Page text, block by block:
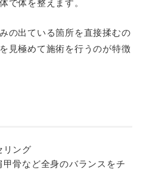
の出ている箇所を直接揉むの
見極めて施術を行うのが特徴
リング
骨など全身のバランスをチ